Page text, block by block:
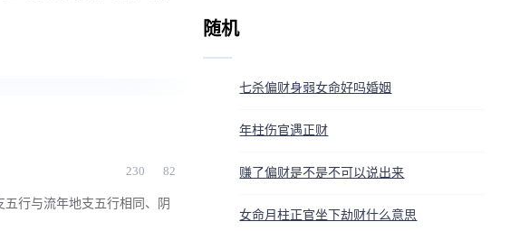
230 82
行与流年地支五行相同、阴
随机
七杀偏财身弱女命好吗婚姻
年柱伤官遇正财
赚了偏财是不是不可以说出来
女命月柱正官坐下劫财什么意思